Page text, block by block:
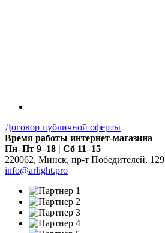
Договор публичной оферты
Время работы интернет-магазина
Пн–Пт 9–18 | Сб 11–15
220062, Минск, пр-т Победителей, 129
info@arlight.pro